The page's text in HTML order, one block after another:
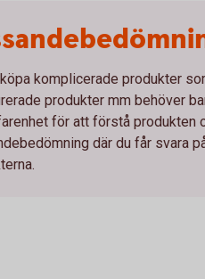
komplicerade produkter
produkter mm behöver
för att förstå produkten
där du får svara